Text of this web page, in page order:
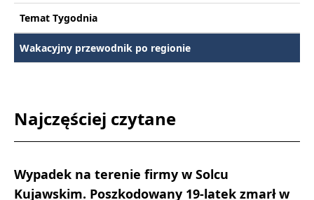
Temat Tygodnia
Wakacyjny przewodnik po regionie
Najczęściej czytane
Wypadek na terenie firmy w Solcu
Kujawskim. Poszkodowany 19-latek zmarł w